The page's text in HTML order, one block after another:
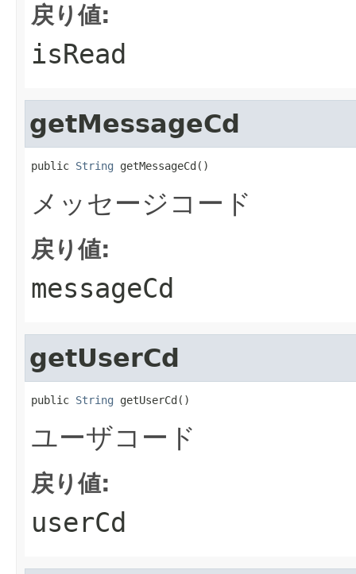
戻り値:
isRead
getMessageCd
public String getMessageCd()
メッセージコード
戻り値:
messageCd
getUserCd
public String getUserCd()
ユーザコード
戻り値:
userCd